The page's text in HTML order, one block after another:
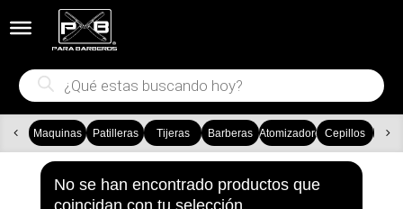
Búsqueda
de
productos
Maquinas Patilleras Tijeras Barberas AtomizadoresCepillos
No se han encontrado productos que
coincidan con tu selección.